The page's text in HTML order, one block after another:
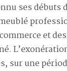
ses débuts
et
une